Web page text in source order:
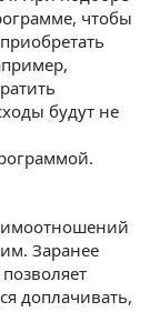
чтобы
будут не
Заранее
доплачивать,